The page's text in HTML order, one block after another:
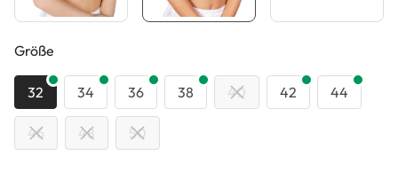
Größe
32 34 36 38 40 42 44
46 48 50